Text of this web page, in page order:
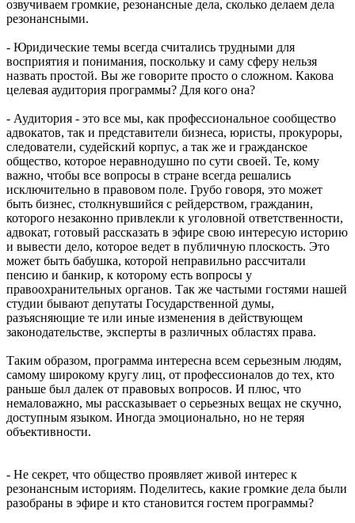
озвучиваем громкие, резонансные дела, сколько делаем дела
резонансными.
- Юридические темы всегда считались трудными для
восприятия и понимания, поскольку и саму сферу нельзя
назвать простой. Вы же говорите просто о сложном. Какова
целевая аудитория программы? Для кого она?
- Аудитория - это все мы, как профессиональное сообщество
адвокатов, так и представители бизнеса, юристы, прокуроры,
следователи, судейский корпус, а так же и гражданское
общество, которое неравнодушно по сути своей. Те, кому
важно, чтобы все вопросы в стране всегда решались
исключительно в правовом поле. Грубо говоря, это может
быть бизнес, столкнувшийся с рейдерством, гражданин,
которого незаконно привлекли к уголовной ответственности,
адвокат, готовый рассказать в эфире свою интересую историю
и вывести дело, которое ведет в публичную плоскость. Это
может быть бабушка, которой неправильно рассчитали
пенсию и банкир, к которому есть вопросы у
правоохранительных органов. Так же частыми гостями нашей
студии бывают депутаты Государственной думы,
разъясняющие те или иные изменения в действующем
законодательстве, эксперты в различных областях права.
Таким образом, программа интересна всем серьезным людям,
самому широкому кругу лиц, от профессионалов до тех, кто
раньше был далек от правовых вопросов. И плюс, что
немаловажно, мы рассказывает о серьезных вещах не скучно,
доступным языком. Иногда эмоционально, но не теряя
объективности.
- Не секрет, что общество проявляет живой интерес к
резонансным историям. Поделитесь, какие громкие дела были
разобраны в эфире и кто становится гостем программы?